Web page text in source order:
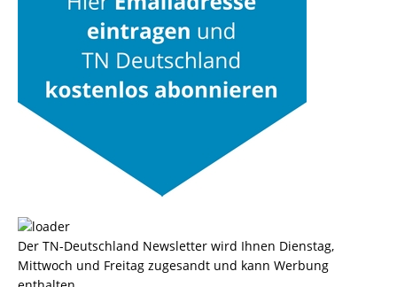
Der TN-Deutschland Newsletter wird Ihnen Dienstag,
Mittwoch und Freitag zugesandt und kann Werbung